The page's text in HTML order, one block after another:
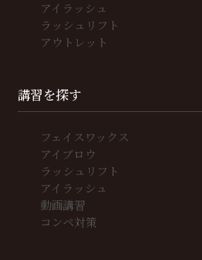
アイラッシュ
ラッシュリフト
アウトレット
講習を探す
フェイスワックス
アイブロウ
ラッシュリフト
アイラッシュ
動画講習
コンペ対策